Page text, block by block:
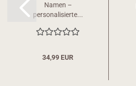
Namen –
personalisierte...
34,99 EUR